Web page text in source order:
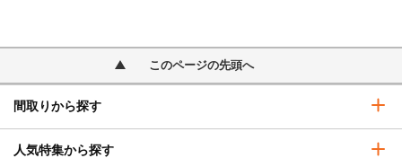
このページの先頭へ
間取りから探す
人気特集から探す